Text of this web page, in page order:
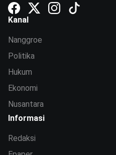
Kanal
Nanggroe
Politika
Hukum
Ekonomi
Nusantara
Informasi
Redaksi